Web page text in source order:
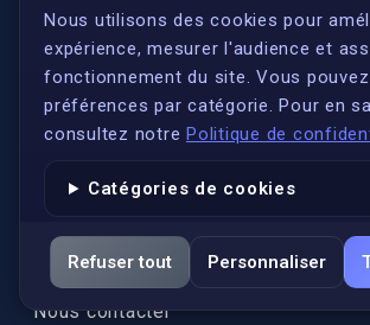
Nous utilisons des cookies pour
expérience, mesurer l'audience et
fonctionnement du site. Vous
préférences par catégorie. Pour en
consultez notre Politique de
Catégories de cookies
Refuser tout Personnaliser
S'inscrire
Qui sommes-nous ?
Annuaires des traducteurs
Actualités
Services
FAQ
Nous contacter